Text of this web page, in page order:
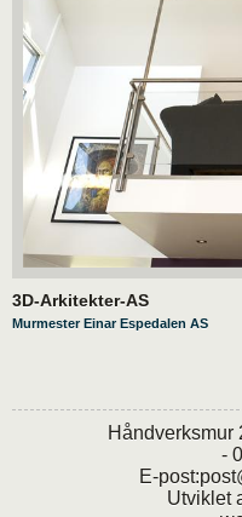
3D-Arkitekter-AS
Murmester Einar Espedalen AS
Håndverksmur
-
E-post:
Utviklet